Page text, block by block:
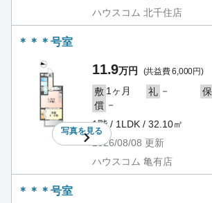
ハウスコム 北千住店
＊＊＊号室
写真を見る
11.9万円 (共益費 6,000円)
敷 1ヶ月 礼 － 保
償 －
1階 / 1LDK / 32.10㎡
2026/08/08 更新
ハウスコム 亀有店
＊＊＊号室